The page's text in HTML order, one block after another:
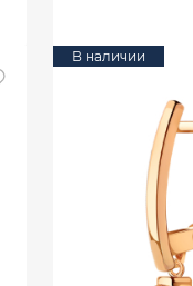
В наличии